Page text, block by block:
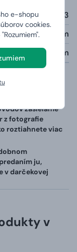
e-shopu
cookies.
33
25–26 cm
40 cm
zasielame
z fotografie
roztiahnete viac
ju,
v darčekovej
v